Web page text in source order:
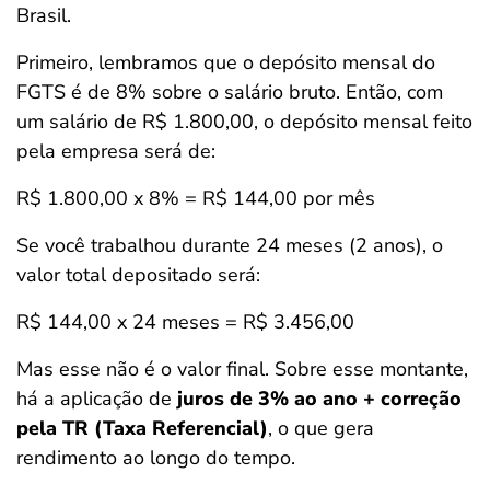
Brasil.
Primeiro, lembramos que o depósito mensal do
FGTS é de 8% sobre o salário bruto. Então, com
um salário de R$ 1.800,00, o depósito mensal feito
pela empresa será de:
R$ 1.800,00 x 8% = R$ 144,00 por mês
Se você trabalhou durante 24 meses (2 anos), o
valor total depositado será:
R$ 144,00 x 24 meses = R$ 3.456,00
Mas esse não é o valor final. Sobre esse montante,
há a aplicação de juros de 3% ao ano + correção
pela TR (Taxa Referencial), o que gera
rendimento ao longo do tempo.